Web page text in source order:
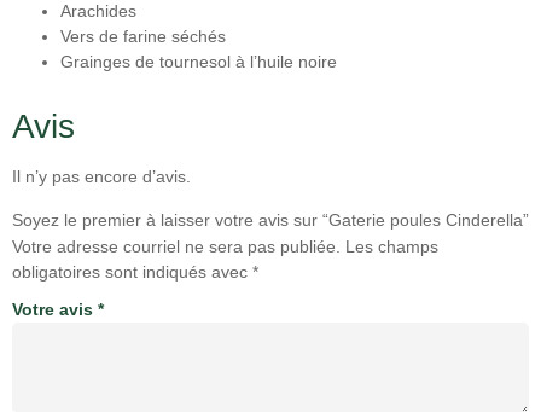
Arachides
Vers de farine séchés
Grainges de tournesol à l’huile noire
Avis
Il n’y pas encore d’avis.
Soyez le premier à laisser votre avis sur “Gaterie poules Cinderella”
Votre adresse courriel ne sera pas publiée.
Les champs
obligatoires sont indiqués avec *
Votre avis *